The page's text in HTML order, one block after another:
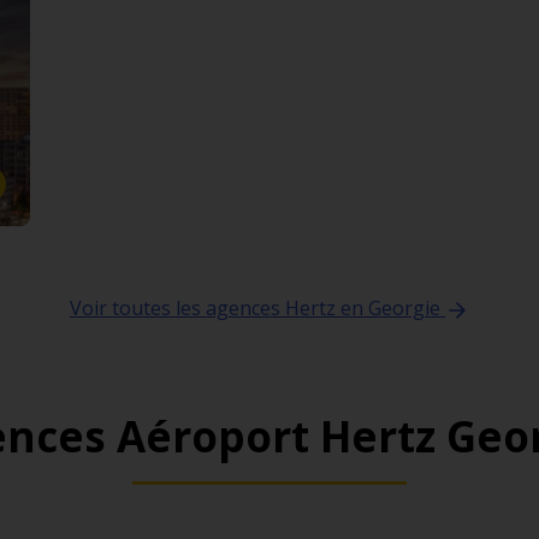
Voir toutes les agences Hertz en Georgie
Aéroport Hertz